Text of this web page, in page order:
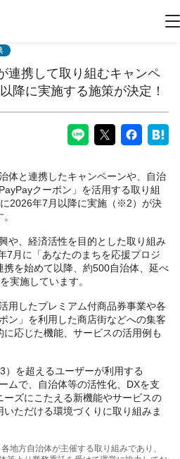
連携して取り組むキャンペ
降に実施する施策が決定！
体と連携したキャンペーンや、自治
クーポン」を活用する取り組
2026年7月以降に実施（※2）が決
や、経済活性を目的とした取り組み
7月に「あなたのまちを応援プロジ
携を始めて以降、約500自治体、延べ
実施しています。
用したプレミアム付商品券事業や各
ン」を利用した商店街などへの集客
応じた機能、サービスの活用例も
を超えるユーザーが利用する
ムで、自治体等の活性化、DXを支
ズにこたえる新機能やサービスの
ただける環境づくりに取り組みま
地方自治体が主催する取り組みであり、